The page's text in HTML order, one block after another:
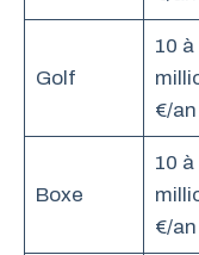
Golf
10 à
€/an
Boxe
10 à
€/an